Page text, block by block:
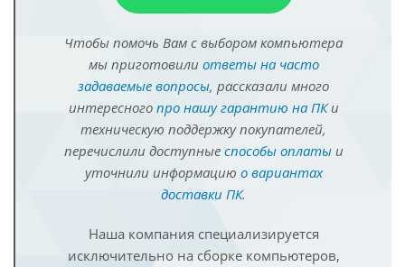
Чтобы помочь Вам с выбором компьютера
мы приготовили ответы на часто
задаваемые вопросы, рассказали много
интересного про нашу гарантию на ПКи
техническую поддержку покупателей,
перечислили доступные способы оплатыи
уточнили информацию о вариантах
доставки ПК.
Наша компания специализируется
исключительно на сборке компьютеров,